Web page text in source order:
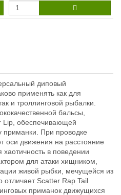
диповый
применять как для
и троллинговой рыбалки.
бальсы,
Lip, обеспечивающей
приманки. При проводке
оси движения на расстояние
в поведении
для атаки хищником,
живой рыбки, мечущейся из
отличает Scatter Rap Tail
приманок движущихся